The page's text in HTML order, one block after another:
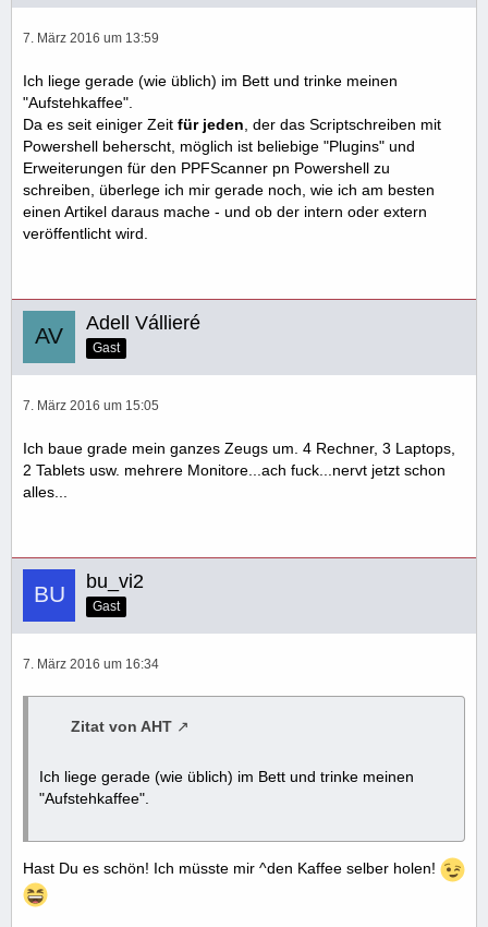
7. März 2016 um 13:59
Ich liege gerade (wie üblich) im Bett und trinke meinen
"Aufstehkaffee".
Da es seit einiger Zeit für jeden, der das Scriptschreiben mit
Powershell beherscht, möglich ist beliebige "Plugins" und
Erweiterungen für den PPFScanner pn Powershell zu
schreiben, überlege ich mir gerade noch, wie ich am besten
einen Artikel daraus mache - und ob der intern oder extern
veröffentlicht wird.
Adell Vállieré
Gast
7. März 2016 um 15:05
Ich baue grade mein ganzes Zeugs um. 4 Rechner, 3 Laptops,
2 Tablets usw. mehrere Monitore...ach fuck...nervt jetzt schon
alles...
bu_vi2
Gast
7. März 2016 um 16:34
Zitat von AHT
Ich liege gerade (wie üblich) im Bett und trinke meinen
"Aufstehkaffee".
Hast Du es schön! Ich müsste mir ^den Kaffee selber holen!